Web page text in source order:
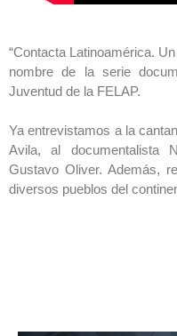
“Contacta Latinoamérica.
nombre de la serie
Juventud de la FELAP.
Ya entrevistamos a la
Avila, al documentalista
Gustavo Oliver. Además,
diversos pueblos del